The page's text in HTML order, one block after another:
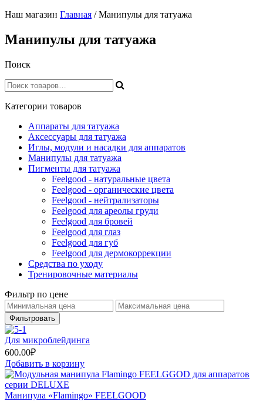
Наш магазин Главная / Манипулы для татуажа
Манипулы для татуажа
Поиск
Категории товаров
Аппараты для татуажа
Аксессуары для татуажа
Иглы, модули и насадки для аппаратов
Манипулы для татуажа
Пигменты для татуажа
Feelgood - натуральные цвета
Feelgood - органические цвета
Feelgood - нейтрализаторы
Feelgood для ареолы груди
Feelgood для бровей
Feelgood для глаз
Feelgood для губ
Feelgood для дермокоррекции
Средства по уходу
Тренировочные материалы
Фильтр по цене
Фильтровать
Для микроблейдинга
600.00₽
Добавить в корзину
Манипула «Flamingo» FEELGOOD